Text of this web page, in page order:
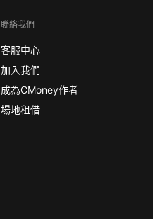
聯絡我們
客服中心
加入我們
成為CMoney作者
場地租借